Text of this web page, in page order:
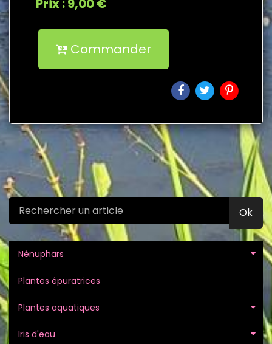
Prix : 9,00 €
Commander
Ok
Nénuphars
Plantes épuratrices
Plantes aquatiques
Iris d'eau